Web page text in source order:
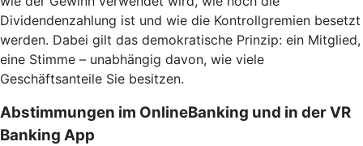
Dividendenzahlung ist und wie die Kontrollgremien besetzt
werden. Dabei gilt das demokratische Prinzip: ein Mitglied,
eine Stimme – unabhängig davon, wie viele
Geschäftsanteile Sie besitzen.
Abstimmungen im OnlineBanking und in der VR
Banking App